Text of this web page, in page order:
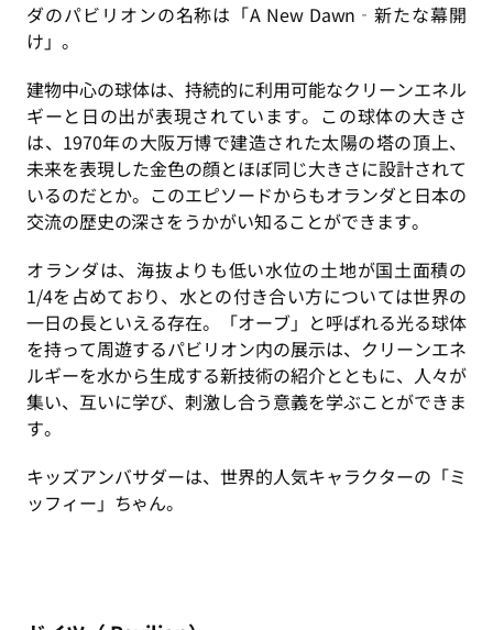
ダのパビリオンの名称は「A New Dawn‐新たな幕開
け」。
建物中心の球体は、持続的に利用可能なクリーンエネル
ギーと日の出が表現されています。この球体の大きさ
は、1970年の大阪万博で建造された太陽の塔の頂上、
未来を表現した金色の顔とほぼ同じ大きさに設計されて
いるのだとか。このエピソードからもオランダと日本の
交流の歴史の深さをうかがい知ることができます。
オランダは、海抜よりも低い水位の土地が国土面積の
1/4を占めており、水との付き合い方については世界の
一日の長といえる存在。「オーブ」と呼ばれる光る球体
を持って周遊するパビリオン内の展示は、クリーンエネ
ルギーを水から生成する新技術の紹介とともに、人々が
集い、互いに学び、刺激し合う意義を学ぶことができま
す。
キッズアンバサダーは、世界的人気キャラクターの「ミ
ッフィー」ちゃん。